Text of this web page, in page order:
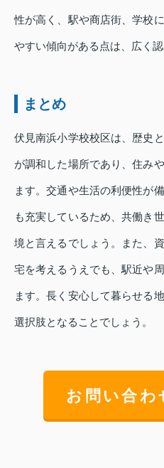
性が高く、駅や商店街、学校
やすい傾向がある点は、広く
まとめ
伏見南浜小学校校区は、歴史
が調和した場所であり、住み
ます。交通や生活の利便性が
も充実しているため、共働き
境と言えるでしょう。また、
宅を考えるうえでも、駅近や
ます。長く安心して暮らせる
選択肢となることでしょう。
お問い合わ